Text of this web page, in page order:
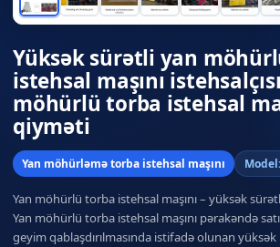
Yüksək sürətli yan
istehsal maşını
möhürlü torba istehsal
qiyməti
Yan möhürləmə torba istehsal maşını
Yan möhürlü torba istehsal maşını – yüksək
Yan möhürlü torba istehsal maşını pərakəndə
geyim qablaşdırılmasında istifadə olunan